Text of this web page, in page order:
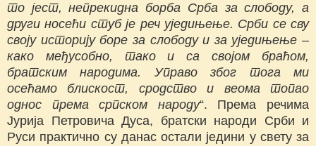
то јест, непрекидна борба Срба за слободу, а
други носећи стуб је реч уједињење. Срби се сву
своју историју боре за слободу и за уједињење –
како међусобно, тако и са својом браћом,
братским народима. Управо због тога ми
осећамо блискост, сродство и веома топао
однос према српском народу“. Према речима
Јурија Петровича Дуса, братски народи Срби и
Руси практично су данас остали једини у свету за